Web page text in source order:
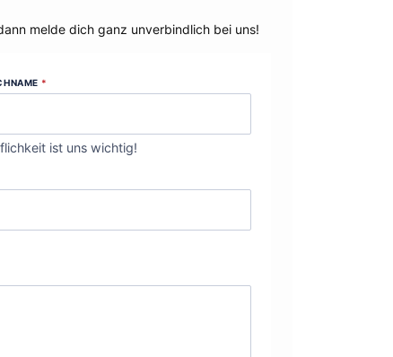
melde dich ganz unverbindlich bei uns!
*
ist uns wichtig!